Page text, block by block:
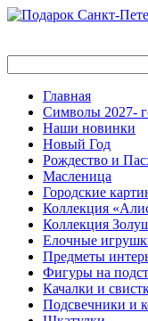
Главная
Символы 2027-
Наши новинки
Новый Год
Рождество и
Масленица
Городские
Коллекция
Коллекция
Елочные
Предметы
Фигуры на
Качалки и
Подсвечники и